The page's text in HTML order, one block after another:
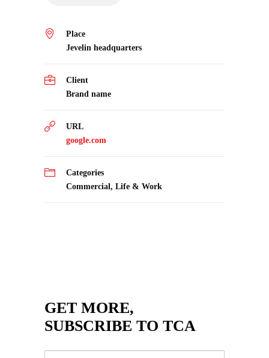
Place
Jevelin headquarters
Client
Brand name
URL
google.com
Categories
Commercial , Life & Work
GET MORE,
SUBSCRIBE TO TCA